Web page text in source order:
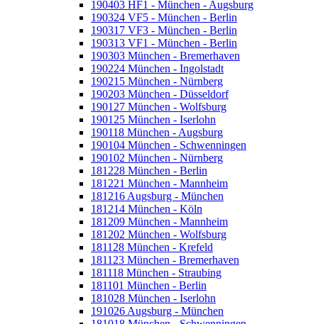
190403 HF1 - München - Augsburg
190324 VF5 - München - Berlin
190317 VF3 - München - Berlin
190313 VF1 - München - Berlin
190303 München - Bremerhaven
190224 München - Ingolstadt
190215 München - Nürnberg
190203 München - Düsseldorf
190127 München - Wolfsburg
190125 München - Iserlohn
190118 München - Augsburg
190104 München - Schwenningen
190102 München - Nürnberg
181228 München - Berlin
181221 München - Mannheim
181216 Augsburg - München
181214 München - Köln
181209 München - Mannheim
181202 München - Wolfsburg
181128 München - Krefeld
181123 München - Bremerhaven
181118 München - Straubing
181101 München - Berlin
181028 München - Iserlohn
191026 Augsburg - München